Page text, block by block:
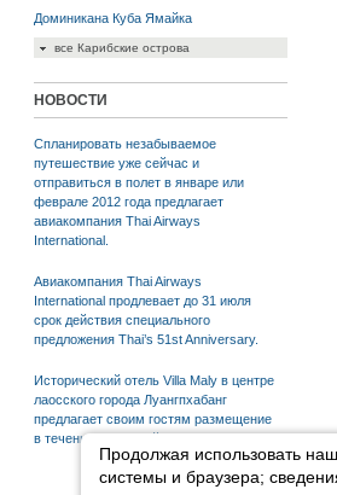
Доминикана Куба Ямайка
все Карибские острова
НОВОСТИ
Спланировать незабываемое
путешествие уже сейчас и
отправиться в полет в январе или
феврале 2012 года предлагает
авиакомпания Thai Airways
International.
Авиакомпания Thai Airways
International продлевает до 31 июля
срок действия специального
предложения Thai’s 51st Anniversary.
Исторический отель Villa Maly в центре
лаосского города Луангпхабанг
предлагает своим гостям размещение
в течение двух дней.
Продолжая использовать
системы и браузера;